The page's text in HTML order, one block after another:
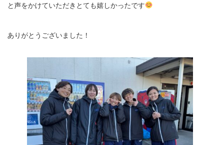
と声をかけていただきとても嬉しかったです
ありがとうございました！